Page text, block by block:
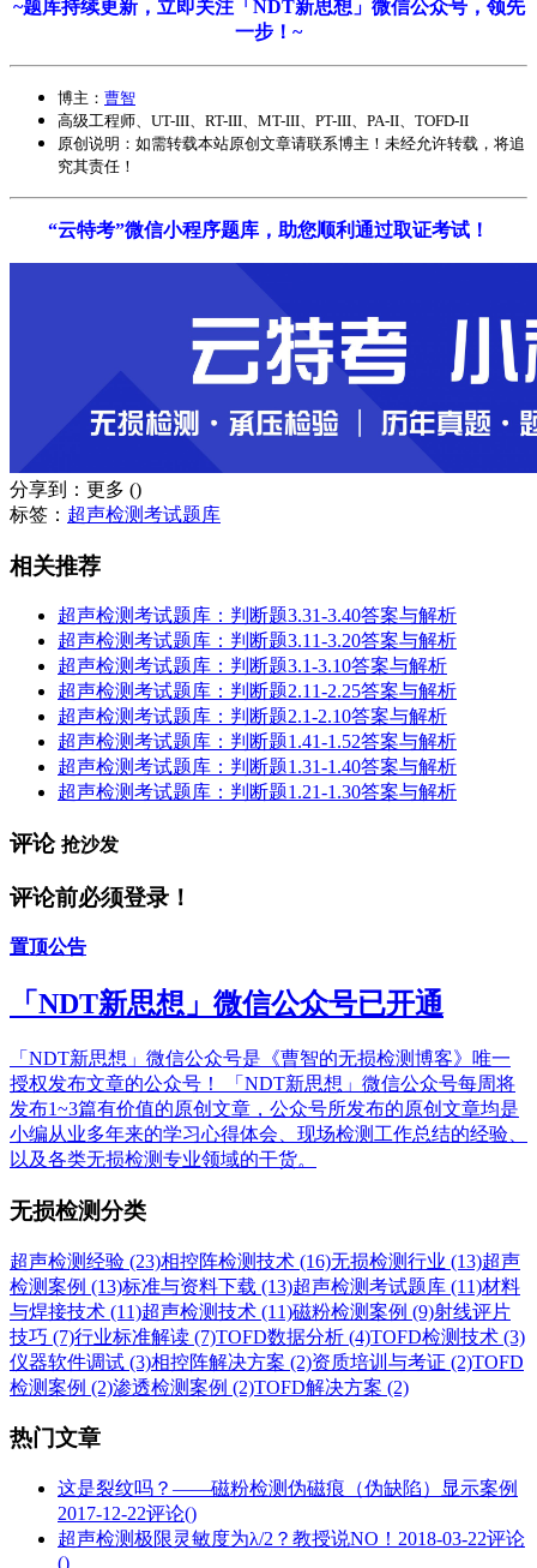
~题库持续更新，立即关注「NDT新思想」微信公众号，领先
一步！~
博主： 曹智
高级工程师、UT-III、RT-III、MT-III、PT-III、PA-II、TOFD-II
原创说明：如需转载本站原创文章请联系博主！未经允许转载，将追
究其责任！
“云特考”微信小程序题库，助您顺利通过取证考试！
分享到： 更多 ()
标签： 超声检测考试题库
相关推荐
超声检测考试题库：判断题3.31-3.40答案与解析
超声检测考试题库：判断题3.11-3.20答案与解析
超声检测考试题库：判断题3.1-3.10答案与解析
超声检测考试题库：判断题2.11-2.25答案与解析
超声检测考试题库：判断题2.1-2.10答案与解析
超声检测考试题库：判断题1.41-1.52答案与解析
超声检测考试题库：判断题1.31-1.40答案与解析
超声检测考试题库：判断题1.21-1.30答案与解析
评论 抢沙发
评论前必须登录！
置顶公告
「NDT新思想」微信公众号已开通
「NDT新思想」微信公众号是《曹智的无损检测博客》唯一
授权发布文章的公众号！ 「NDT新思想」微信公众号每周将
发布1~3篇有价值的原创文章，公众号所发布的原创文章均是
小编从业多年来的学习心得体会、现场检测工作总结的经验、
以及各类无损检测专业领域的干货。
无损检测分类
超声检测经验 (23)相控阵检测技术 (16)无损检测行业 (13)超声
检测案例 (13)标准与资料下载 (13)超声检测考试题库 (11)材料
与焊接技术 (11)超声检测技术 (11)磁粉检测案例 (9)射线评片
技巧 (7)行业标准解读 (7)TOFD数据分析 (4)TOFD检测技术 (3)
仪器软件调试 (3)相控阵解决方案 (2)资质培训与考证 (2)TOFD
检测案例 (2)渗透检测案例 (2)TOFD解决方案 (2)
热门文章
这是裂纹吗？——磁粉检测伪磁痕（伪缺陷）显示案例
2017-12-22评论()
超声检测极限灵敏度为λ/2？教授说NO！ 2018-03-22评论
()